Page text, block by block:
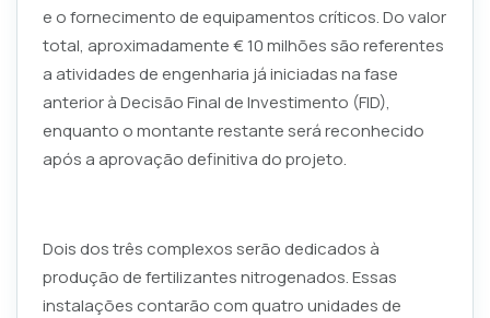
e o fornecimento de equipamentos críticos. Do valor
total, aproximadamente € 10 milhões são referentes
a atividades de engenharia já iniciadas na fase
anterior à Decisão Final de Investimento (FID),
enquanto o montante restante será reconhecido
após a aprovação definitiva do projeto.
Dois dos três complexos serão dedicados à
produção de fertilizantes nitrogenados. Essas
instalações contarão com quatro unidades de